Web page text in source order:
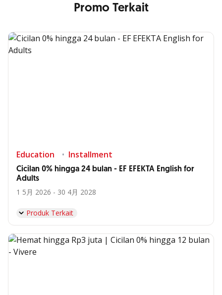
Promo Terkait
Education Installment
Cicilan 0% hingga 24 bulan - EF EFEKTA English for
Adults
1 5月 2026 - 30 4月 2028
Produk Terkait